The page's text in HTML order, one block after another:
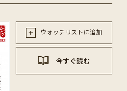
ウォッチリストに追加
今すぐ読む